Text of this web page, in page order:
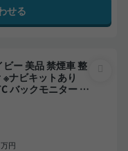
せる
車 整
ナビキットあり
バックモニター ド
万円